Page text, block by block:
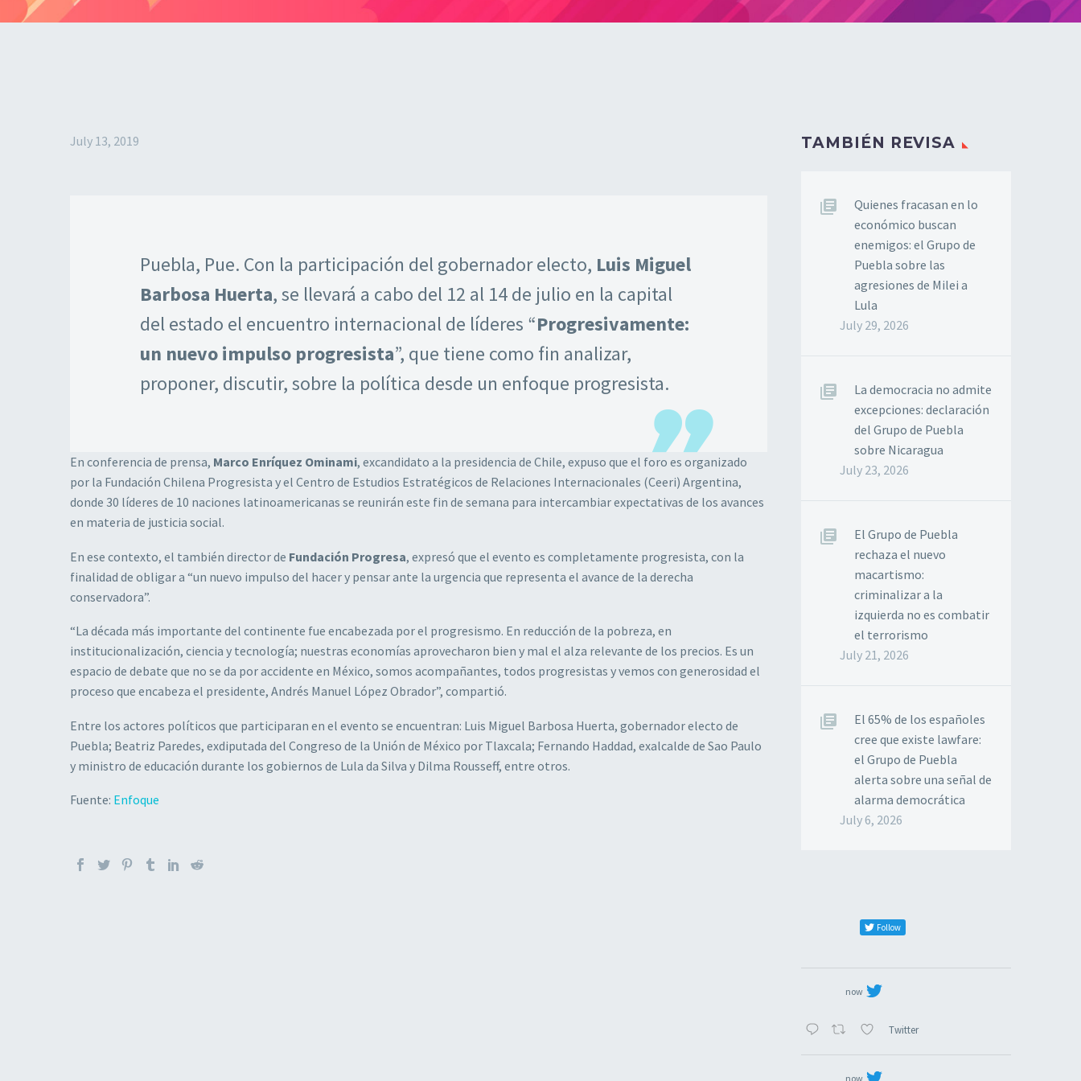
July 13, 2019
Puebla, Pue. Con la participación del gobernador electo, Luis Miguel
Barbosa Huerta, se llevará a cabo del 12 al 14 de julio en la capital
del estado el encuentro internacional de líderes “Progresivamente:
un nuevo impulso progresista”, que tiene como fin analizar,
proponer, discutir, sobre la política desde un enfoque progresista.
En conferencia de prensa, Marco Enríquez Ominami, excandidato a la presidencia de Chile, expuso que el foro es organizado
por la Fundación Chilena Progresista y el Centro de Estudios Estratégicos de Relaciones Internacionales (Ceeri) Argentina,
donde 30 líderes de 10 naciones latinoamericanas se reunirán este fin de semana para intercambiar expectativas de los avances
en materia de justicia social.
En ese contexto, el también director de Fundación Progresa, expresó que el evento es completamente progresista, con la
finalidad de obligar a “un nuevo impulso del hacer y pensar ante la urgencia que representa el avance de la derecha
conservadora”.
“La década más importante del continente fue encabezada por el progresismo. En reducción de la pobreza, en
institucionalización, ciencia y tecnología; nuestras economías aprovecharon bien y mal el alza relevante de los precios. Es un
espacio de debate que no se da por accidente en México, somos acompañantes, todos progresistas y vemos con generosidad el
proceso que encabeza el presidente, Andrés Manuel López Obrador”, compartió.
Entre los actores políticos que participaran en el evento se encuentran: Luis Miguel Barbosa Huerta, gobernador electo de
Puebla; Beatriz Paredes, exdiputada del Congreso de la Unión de México por Tlaxcala; Fernando Haddad, exalcalde de Sao Paulo
y ministro de educación durante los gobiernos de Lula da Silva y Dilma Rousseff, entre otros.
Fuente: Enfoque
TAMBIÉN REVISA
Quienes fracasan en lo
económico buscan
enemigos: el Grupo de
Puebla sobre las
agresiones de Milei a
Lula
July 29, 2026
La democracia no admite
excepciones: declaración
del Grupo de Puebla
sobre Nicaragua
July 23, 2026
El Grupo de Puebla
rechaza el nuevo
macartismo:
criminalizar a la
izquierda no es combatir
el terrorismo
July 21, 2026
El 65% de los españoles
cree que existe lawfare:
el Grupo de Puebla
alerta sobre una señal de
alarma democrática
July 6, 2026
Follow
now
Twitter
now